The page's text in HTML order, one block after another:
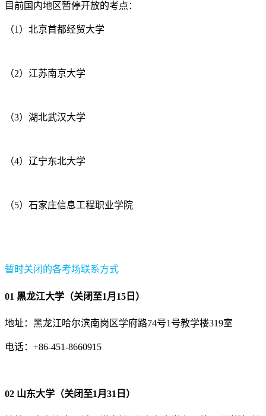
目前国内地区暂停开放的考点：
（1）北京首都经贸大学
（2）江苏南京大学
（3）湖北武汉大学
（4）辽宁东北大学
（5）石家庄信息工程职业学院
暂时关闭的各考场联系方式
01 黑龙江大学（关闭至1月15日）
地址：黑龙江哈尔滨南岗区学府路74号1号教学楼319室
电话：+86-451-8660915
02 山东大学（关闭至1月31日）